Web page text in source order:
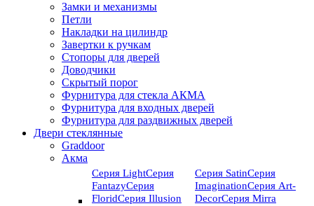
Замки и механизмы
Петли
Накладки на цилиндр
Завертки к ручкам
Стопоры для дверей
Доводчики
Скрытый порог
Фурнитура для стекла АКМА
Фурнитура для входных дверей
Фурнитура для раздвижных дверей
Двери стеклянные
Graddoor
Акма
Серия LightСерия
FantazyСерия
FloridСерия Illusion
Серия SatinСерия
ImaginationСерия Art-
DeсorСерия Mirra